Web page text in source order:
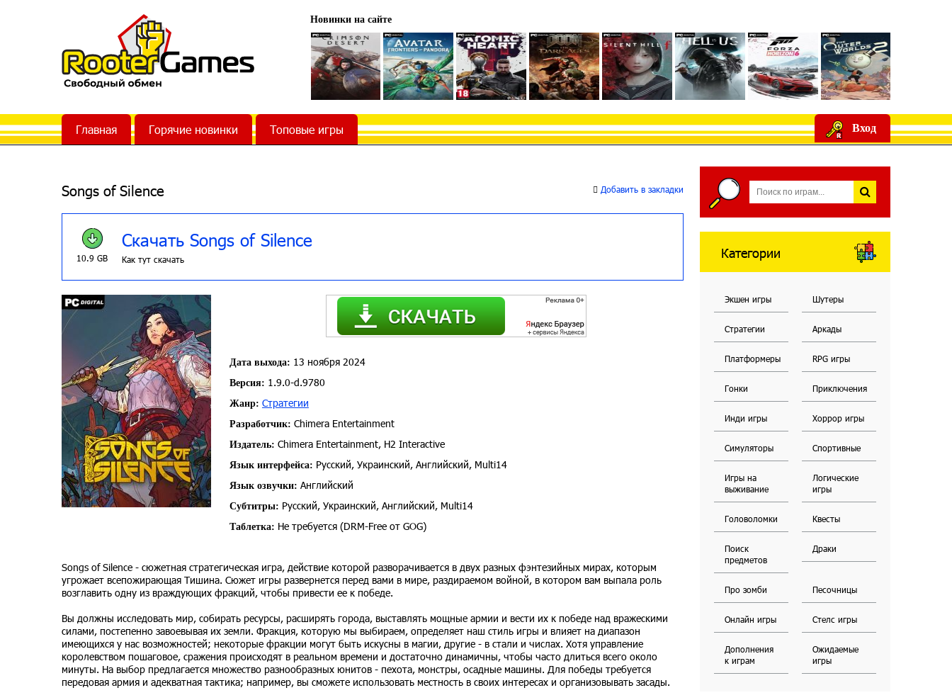
Новинки на сайте
Главная Горячие новинки Топовые игры Вход
Songs of Silence Добавить в закладки
10.9 GB
Скачать Songs of Silence
Как тут скачать
Дата выхода: 13 ноября 2024
Версия: 1.9.0-d.9780
Жанр: Стратегии
Разработчик: Chimera Entertainment
Издатель: Chimera Entertainment, H2 Interactive
Язык интерфейса: Русский, Украинский, Английский, Multi14
Язык озвучки: Английский
Субтитры: Русский, Украинский, Английский, Multi14
Таблетка: Не требуется (DRM-Free от GOG)
Songs of Silence - сюжетная стратегическая игра, действие которой разворачивается в двух разных фэнтезийных мирах, которым
угрожает всепожирающая Тишина. Сюжет игры развернется перед вами в мире, раздираемом войной, в котором вам выпала роль
возглавить одну из враждующих фракций, чтобы привести ее к победе.
Вы должны исследовать мир, собирать ресурсы, расширять города, выставлять мощные армии и вести их к победе над вражескими
силами, постепенно завоевывая их земли. Фракция, которую мы выбираем, определяет наш стиль игры и влияет на диапазон
имеющихся у нас возможностей; некоторые фракции могут быть искусны в магии, другие - в стали и числах. Хотя управление
королевством пошаговое, сражения происходят в реальном времени и достаточно динамичны, чтобы часто длиться всего около
минуты. На выбор предлагается множество разнообразных юнитов - пехота, монстры, осадные машины. Для победы требуется
передовая армия и адекватная тактика; например, вы сможете использовать местность в своих интересах и организовывать засады.
Категории
Экшен игры Шутеры
Стратегии Аркады
Платформеры RPG игры
Гонки Приключения
Инди игры Хоррор игры
Симуляторы Спортивные
Игры на
выживание
Логические
игры
Головоломки Квесты
Поиск
предметов
Драки
Про зомби Песочницы
Онлайн игры Стелс игры
Дополнения
к играм
Ожидаемые
игры